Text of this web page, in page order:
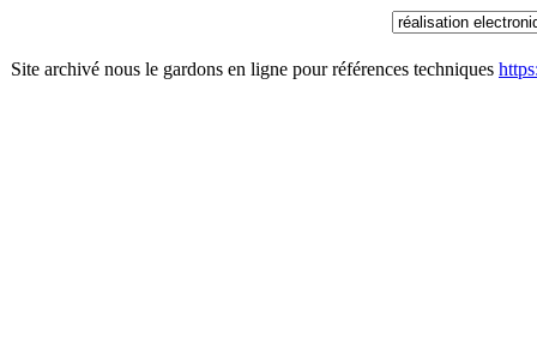
Site archivé nous le gardons en ligne pour références techniques